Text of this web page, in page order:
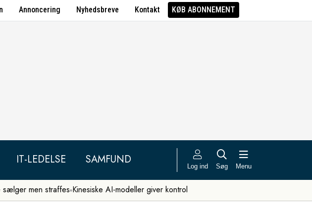
Annoncering Nyhedsbreve Kontakt KØB ABONNEMENT
IT-LEDELSE SAMFUND Log ind Søg Menu
sælger men straffes Kinesiske AI-modeller giver kontrol